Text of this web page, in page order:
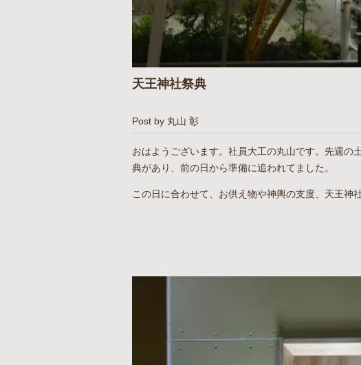
天王神社祭典
Post by 丸山 彰
おはようございます。社員大工の丸山です。先週の
典があり、前の日から準備に追われてました。
この日に合わせて、お供え物や神輿の支度、天王神